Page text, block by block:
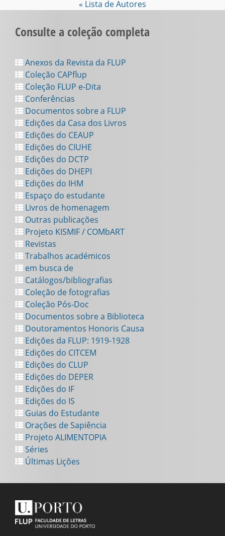
« Lista de Autores
Consulte a coleção completa
Anexos da Revista da FLUP
Coleção CAPflup
Coleção FLUP e-Dita
Conferências
Documentos sobre a FLUP
Edições da Casa dos Livros
Edições do CEAUP
Edições do CIUHE
Edições do DCTP
Edições do DHEPI
Edições do IHM
Espaço do estudante
Livros de homenagem
Outras publicações
Projeto KISMIF / COMbART
Revistas
Trabalhos académicos
em busca de
Catálogos/bibliografias
Coleção de fotografias
Coleção Pós-Doc
Documentos sobre a Biblioteca
Doutoramentos Honoris Causa
Edições da FLUP: 1919-1928
Edições do CITCEM
Edições do CLUP
Edições do DEPER
Edições do IF
Edições do IS
Guias do Estudante
Orações de Sapiência
Projeto ALIMENTOPIA
Séries
Últimas Lições